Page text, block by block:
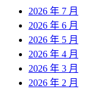
2026 年 7 月
2026 年 6 月
2026 年 5 月
2026 年 4 月
2026 年 3 月
2026 年 2 月